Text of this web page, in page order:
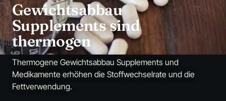
Gewichtsabbau
Supplements sind
thermogen
Thermogene Gewichtsabbau Supplements und
Medikamente erhöhen die Stoffwechselrate und die
Fettverwendung.